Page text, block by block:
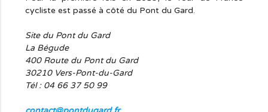
cycliste est passé à côté du Pont du Gard.
Site du Pont du Gard
La Bégude
400 Route du Pont du Gard
30210 Vers-Pont-du-Gard
Tél : 04 66 37 50 99